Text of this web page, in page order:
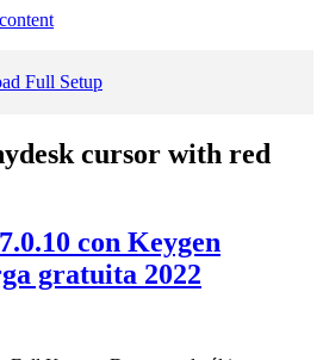
Full Setup
cursor with red
con Keygen
gratuita 2022